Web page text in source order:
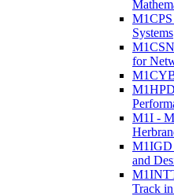
Systems
for
M1I -
M1IGD
and
Track